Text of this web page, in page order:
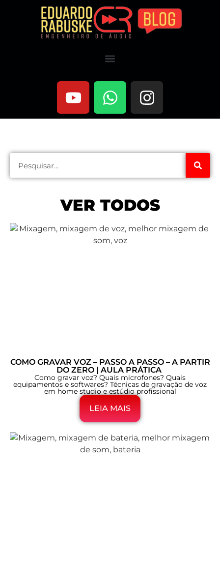
VER TODOS
COMO GRAVAR VOZ – PASSO A PASSO – A PARTIR
DO ZERO | AULA PRÁTICA
Como gravar voz? Quais microfones? Quais
equipamentos e softwares? Técnicas de gravação de voz
em home studio e estúdio profissional
LEIA MAIS